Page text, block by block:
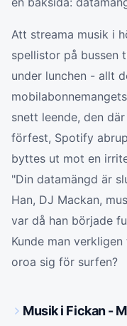
Att streama musik i
spellistor på bussen
under lunchen - allt
snett leende, den
förfest, Spotify
byttes ut mot en
"Din datamängd är
Han, DJ Mackan,
var då han började
Kunde man verkligen
oroa sig för surfen?
Musik i Fickan -